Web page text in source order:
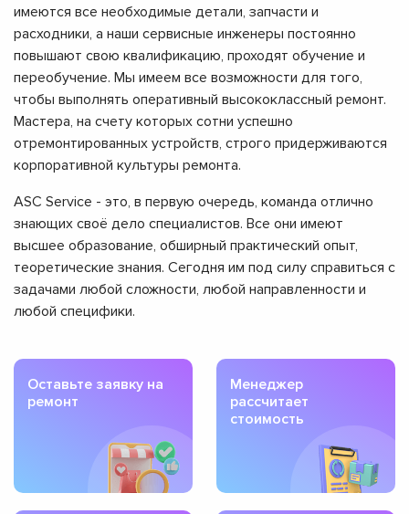
имеются все необходимые детали, запчасти и
расходники, а наши сервисные инженеры постоянно
повышают свою квалификацию, проходят обучение и
переобучение. Мы имеем все возможности для того,
чтобы выполнять оперативный высококлассный ремонт.
Мастера, на счету которых сотни успешно
отремонтированных устройств, строго придерживаются
корпоративной культуры ремонта.
ASC Service - это, в первую очередь, команда отлично
знающих своё дело специалистов. Все они имеют
высшее образование, обширный практический опыт,
теоретические знания. Сегодня им под силу справиться с
задачами любой сложности, любой направленности и
любой специфики.
Оставьте заявку на
ремонт
Менеджер
рассчитает
стоимость